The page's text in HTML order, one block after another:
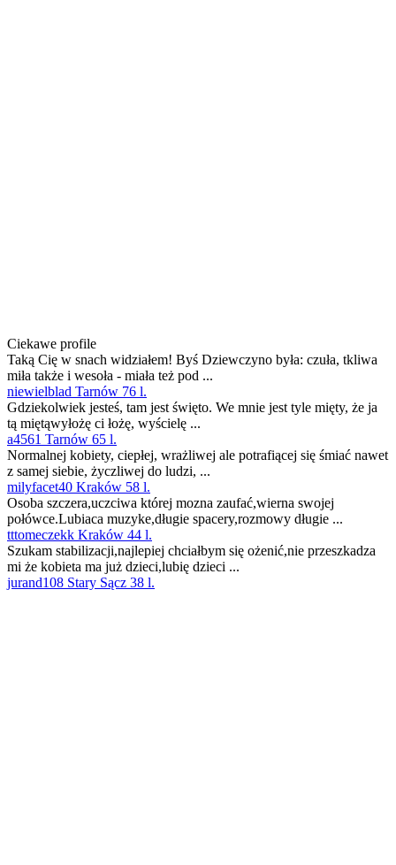
Ciekawe profile
Taką Cię w snach widziałem! Byś Dziewczyno była: czuła, tkliwa
miła także i wesoła - miała też pod ...
niewielblad Tarnów 76 l.
Gdziekolwiek jesteś, tam jest święto. We mnie jest tyle mięty, że ja
tą miętąwyłożę ci łożę, wyścielę ...
a4561 Tarnów 65 l.
Normalnej kobiety, ciepłej, wrażliwej ale potrafiącej się śmiać nawet
z samej siebie, życzliwej do ludzi, ...
milyfacet40 Kraków 58 l.
Osoba szczera,uczciwa której mozna zaufać,wierna swojej
połówce.Lubiaca muzyke,długie spacery,rozmowy długie ...
tttomeczekk Kraków 44 l.
Szukam stabilizacji,najlepiej chciałbym się ożenić,nie przeszkadza
mi że kobieta ma już dzieci,lubię dzieci ...
jurand108 Stary Sącz 38 l.